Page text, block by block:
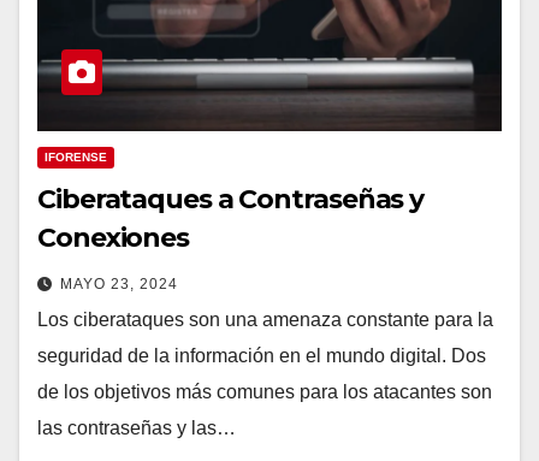
IFORENSE
Ciberataques a Contraseñas y
Conexiones
MAYO 23, 2024
Los ciberataques son una amenaza constante para la
seguridad de la información en el mundo digital. Dos
de los objetivos más comunes para los atacantes son
las contraseñas y las…